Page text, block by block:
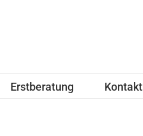
Erstberatung Kontakt